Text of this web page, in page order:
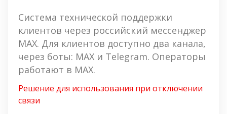
Система технической поддержки
клиентов через российский мессенджер
MAX. Для клиентов доступно два канала,
через боты: MAX и Telegram. Операторы
работают в MAX.
Решение для использования при отключении
связи